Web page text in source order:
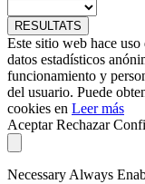
RESULTATS
Este sitio web hace
datos estadísticos
funcionamiento y
del usuario. Puede
cookies en Leer más
Aceptar Rechazar
Necessary Always